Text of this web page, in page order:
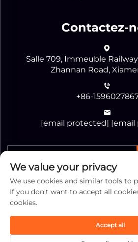
Contactez-
Salle 709, Immeuble
Zhannan Road,
+86-
[email protected] [email
Copyright © Xiamen Jiaguang
Corporation Tous droits
We value your privacy
We use cookies and similar tools to
If you don't want to accept all
cookies.
Accept all